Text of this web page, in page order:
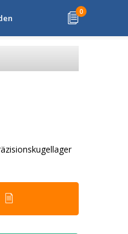
0